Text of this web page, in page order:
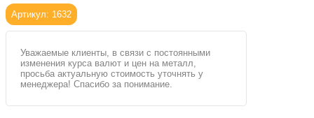
Артикул: 1632
Уважаемые клиенты, в связи с постоянными
изменения курса валют и цен на металл,
просьба актуальную стоимость уточнять у
менеджера! Спасибо за понимание.